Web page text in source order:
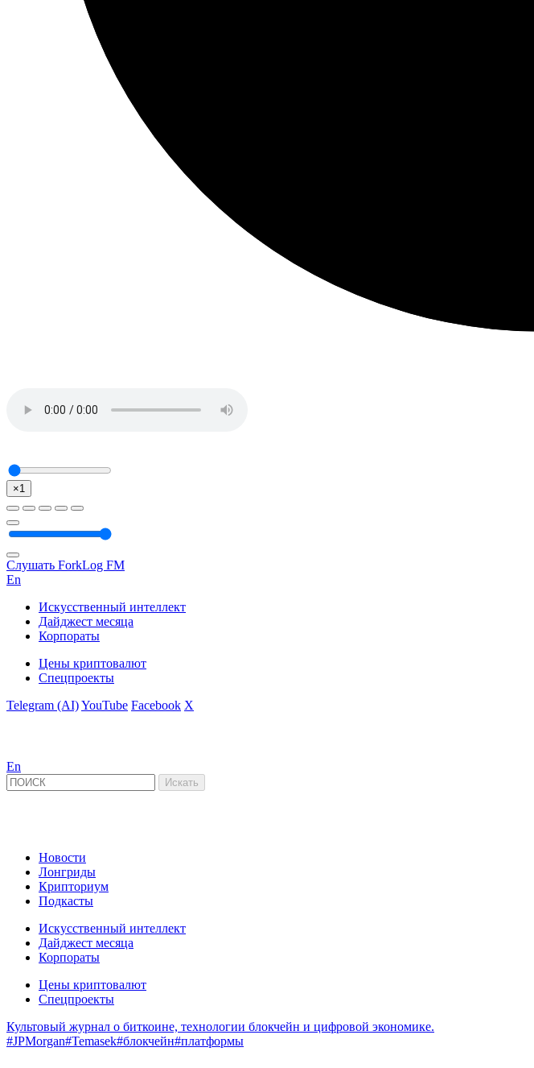
×1
Слушать ForkLog FM
En
Искусственный интеллект
Дайджест месяца
Корпораты
Цены криптовалют
Спецпроекты
Telegram (AI)YouTube Facebook X
En
Новости
Лонгриды
Крипториум
Подкасты
Искусственный интеллект
Дайджест месяца
Корпораты
Цены криптовалют
Спецпроекты
Культовый журнал о биткоине, технологии блокчейн и цифровой экономике.
#JPMorgan#Temasek#блокчейн#платформы